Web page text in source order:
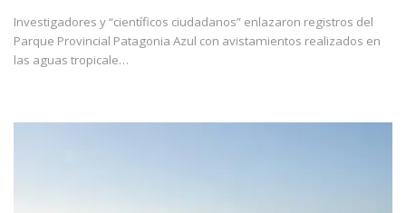
Investigadores y “científicos ciudadanos” enlazaron registros del
Parque Provincial Patagonia Azul con avistamientos realizados en
las aguas tropicale…